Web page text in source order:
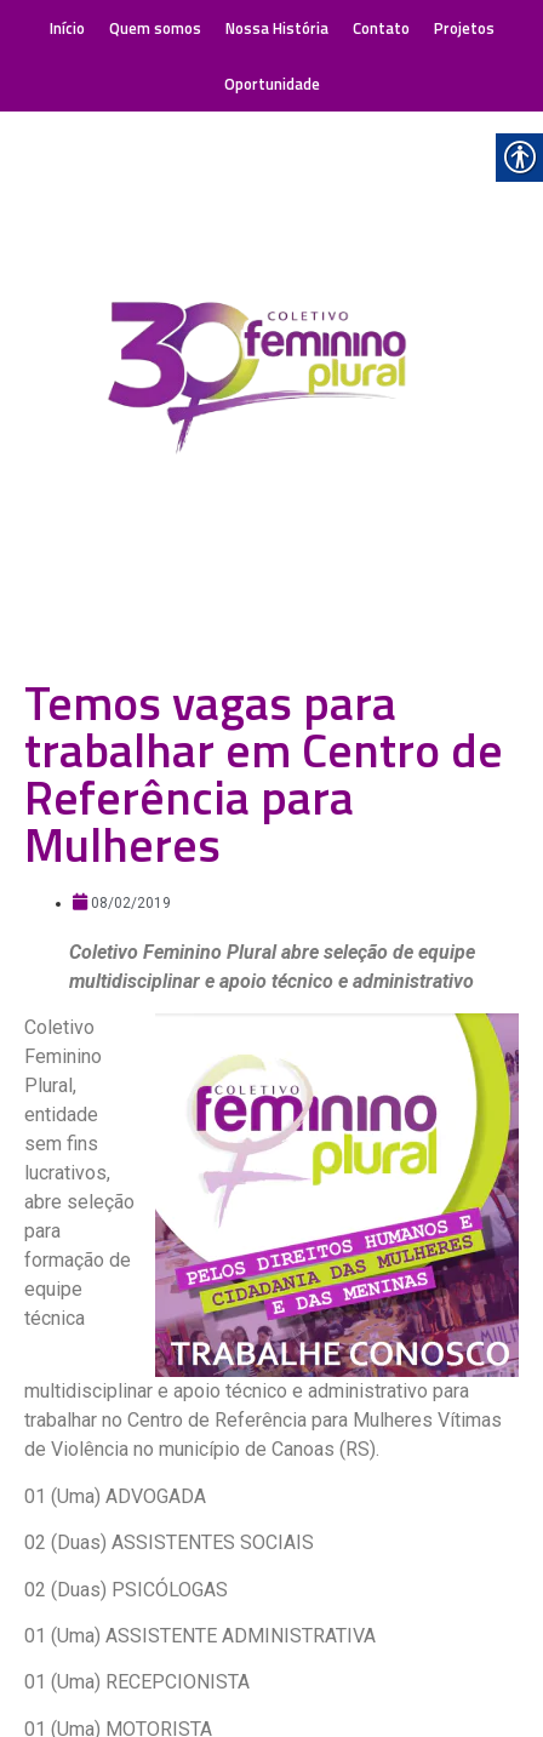
Início Quem somos Nossa História Contato Projetos
Oportunidade
Temos vagas para
trabalhar em Centro de
Referência para
Mulheres
08/02/2019
Coletivo Feminino Plural abre seleção de equipe
multidisciplinar e apoio técnico e administrativo
Coletivo
Feminino
Plural,
entidade
sem fins
lucrativos,
abre seleção
para
formação de
equipe
técnica
multidisciplinar e apoio técnico e administrativo para
trabalhar no Centro de Referência para Mulheres Vítimas
de Violência no município de Canoas (RS).
01 (Uma) ADVOGADA
02 (Duas) ASSISTENTES SOCIAIS
02 (Duas) PSICÓLOGAS
01 (Uma) ASSISTENTE ADMINISTRATIVA
01 (Uma) RECEPCIONISTA
01 (Uma) MOTORISTA